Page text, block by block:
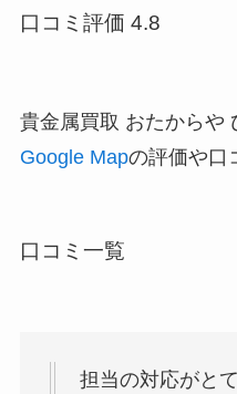
口コミ評価 4.8
貴金属買取 おたからや
Google Mapの評価や口
口コミ一覧
担当の対応がと